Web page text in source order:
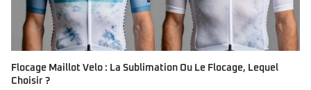
Flocage Maillot Velo : La Sublimation Ou Le Flocage, Lequel
Choisir ?